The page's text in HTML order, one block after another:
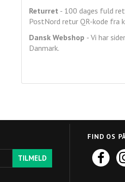
Returret - 100 dages fuld
PostNord retur QR-kode fra
Dansk Webshop - Vi har
Danmark.
TILMELD
FIND OS